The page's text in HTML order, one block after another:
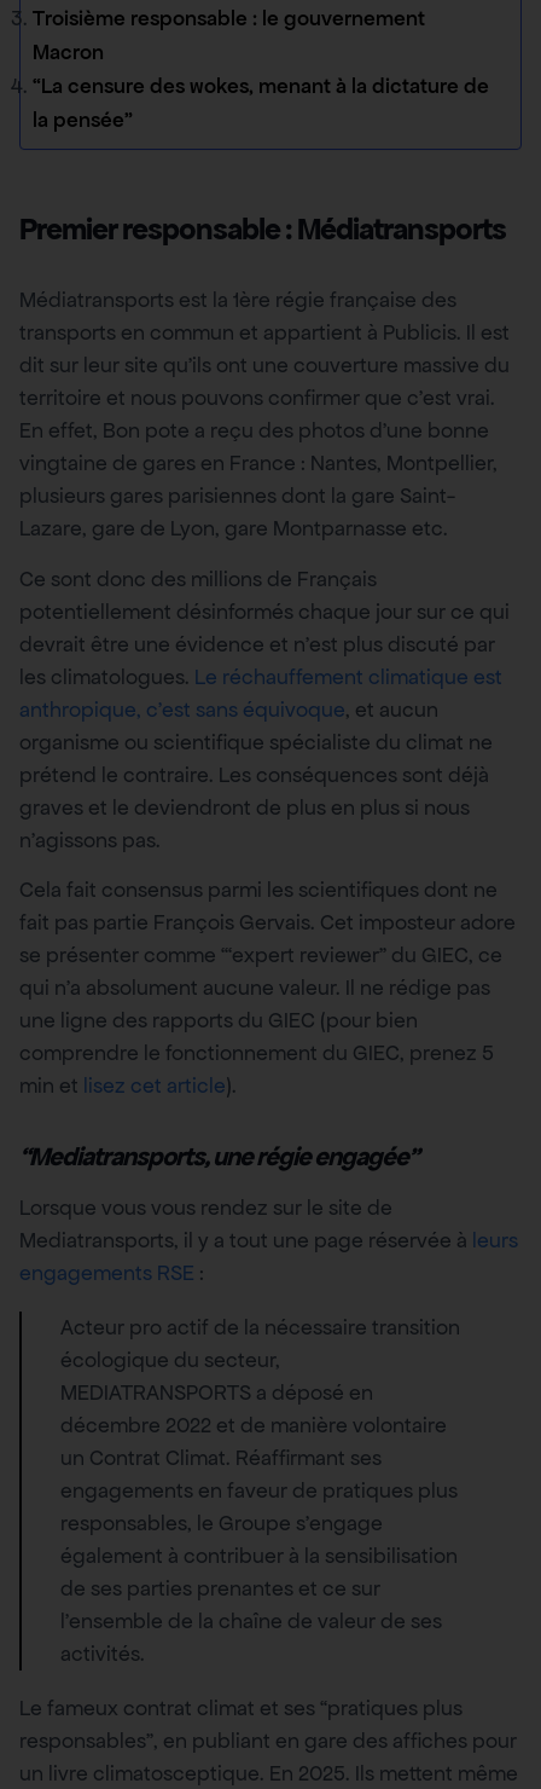
Troisième responsable : le gouvernement
Macron
“La censure des wokes, menant à la dictature de
la pensée”
Premier responsable : Médiatransports
Médiatransports est la 1ère régie française des
transports en commun et appartient à Publicis. Il est
dit sur leur site qu’ils ont une couverture massive du
territoire et nous pouvons confirmer que c’est vrai.
En effet, Bon pote a reçu des photos d’une bonne
vingtaine de gares en France : Nantes, Montpellier,
plusieurs gares parisiennes dont la gare Saint-
Lazare, gare de Lyon, gare Montparnasse etc.
Ce sont donc des millions de Français
potentiellement désinformés chaque jour sur ce qui
devrait être une évidence et n’est plus discuté par
les climatologues. Le réchauffement climatique est
anthropique, c’est sans équivoque, et aucun
organisme ou scientifique spécialiste du climat ne
prétend le contraire. Les conséquences sont déjà
graves et le deviendront de plus en plus si nous
n’agissons pas.
Cela fait consensus parmi les scientifiques dont ne
fait pas partie François Gervais. Cet imposteur adore
se présenter comme “‘expert reviewer” du GIEC, ce
qui n’a absolument aucune valeur. Il ne rédige pas
une ligne des rapports du GIEC (pour bien
comprendre le fonctionnement du GIEC, prenez 5
min et lisez cet article).
“Mediatransports, une régie engagée”
Lorsque vous vous rendez sur le site de
Mediatransports, il y a tout une page réservée à leurs
engagements RSE :
Acteur pro actif de la nécessaire transition
écologique du secteur,
MEDIATRANSPORTS a déposé en
décembre 2022 et de manière volontaire
un Contrat Climat. Réaffirmant ses
engagements en faveur de pratiques plus
responsables, le Groupe s’engage
également à contribuer à la sensibilisation
de ses parties prenantes et ce sur
l’ensemble de la chaîne de valeur de ses
activités.
Le fameux contrat climat et ses “pratiques plus
responsables”, en publiant en gare des affiches pour
un livre climatosceptique. En 2025. Ils mettent même